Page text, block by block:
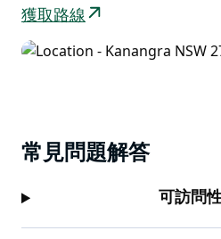
一趟卡南格拉-博伊德觀景台的
獲取路線
常見問題解答
可訪問